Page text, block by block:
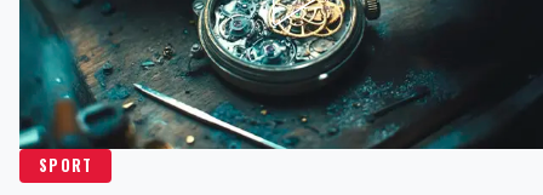
SPORT